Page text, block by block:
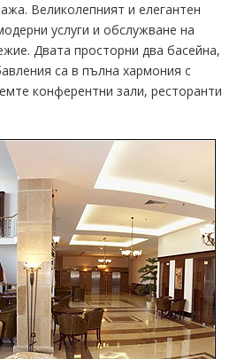
Великолепният и елегантен
услуги и обслужване на
Двата просторни два басейна,
са в пълна хармония с
конферентни зали, ресторанти